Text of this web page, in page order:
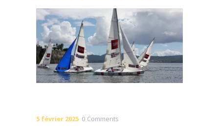
5 février 2025 0 Comments